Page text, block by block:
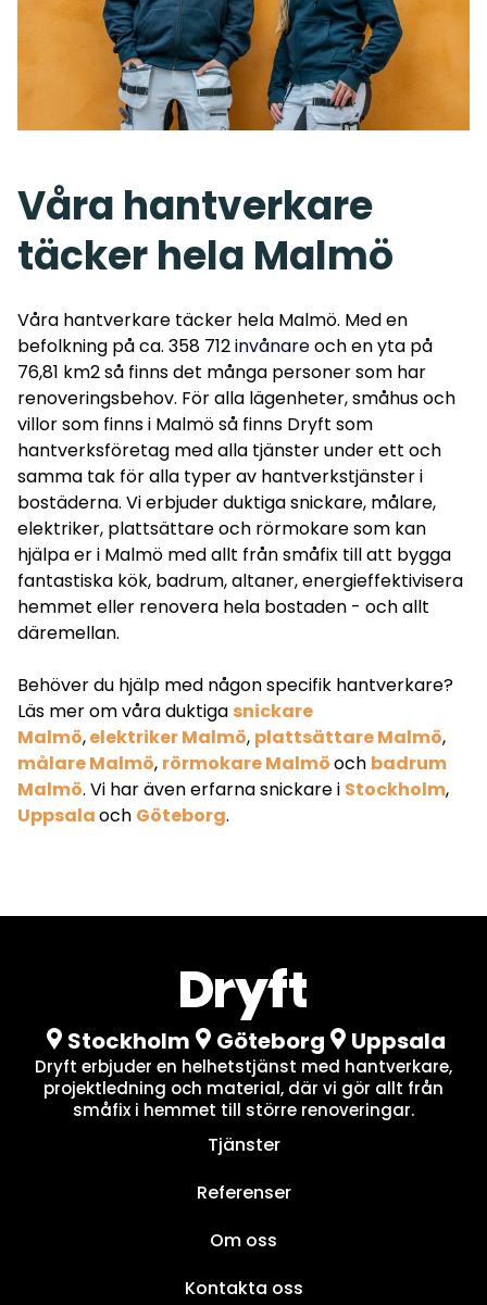
Våra hantverkare
täcker hela Malmö
Våra hantverkare täcker hela Malmö. Med en
befolkning på ca. 358 712invånareoch en yta på
76,81 km2 så finns det många personer som har
renoveringsbehov. För alla lägenheter, småhus och
villor som finns i Malmö så finns Dryft som
hantverksföretag med alla tjänster under ett och
samma tak för alla typer av hantverkstjänster i
bostäderna. Vi erbjuder duktiga snickare, målare,
elektriker, plattsättare och rörmokare som kan
hjälpa er i Malmö med allt från småfix till att bygga
fantastiska kök, badrum, altaner, energieffektivisera
hemmet eller renovera hela bostaden - och allt
däremellan.
Behöver du hjälp med någon specifik hantverkare?
Läs mer om våra duktiga snickare
Malmö,elektriker Malmö, plattsättare Malmö,
målare Malmö, rörmokare Malmöoch badrum
Malmö. Vi har även erfarna snickare i Stockholm,
Uppsalaoch Göteborg.
Stockholm Göteborg Uppsala
Dryft erbjuder en helhetstjänst med hantverkare,
projektledning och material, där vi gör allt från
småfix i hemmet till större renoveringar.
Tjänster
Referenser
Om oss
Kontakta oss